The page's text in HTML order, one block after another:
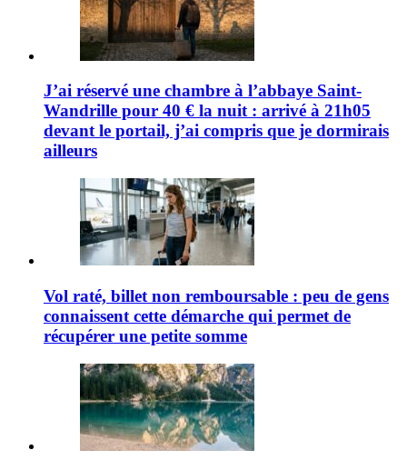
J’ai réservé une chambre à l’abbaye Saint-
Wandrille pour 40 € la nuit : arrivé à 21h05
devant le portail, j’ai compris que je dormirais
ailleurs
Vol raté, billet non remboursable : peu de gens
connaissent cette démarche qui permet de
récupérer une petite somme